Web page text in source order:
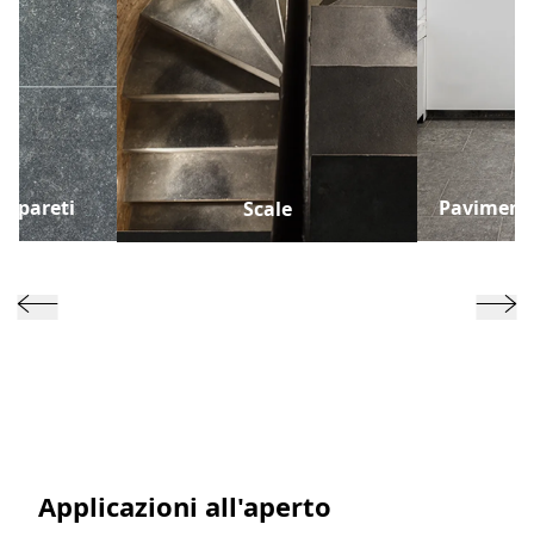
pareti Scale
Applicazioni all'aperto